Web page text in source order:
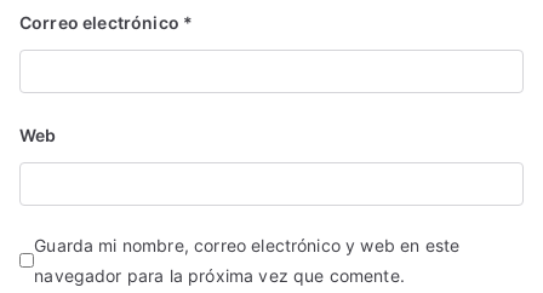
Correo electrónico *
Web
Guarda mi nombre, correo electrónico y web en este
navegador para la próxima vez que comente.